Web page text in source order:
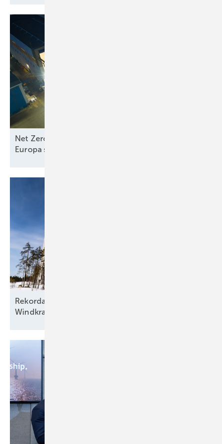
Net Zero Industry und Industrial Accelerator Acts:
Europa stärkt
Rekordausbau mit zehn aufgehenden Sternen am
Windkraftfirmament